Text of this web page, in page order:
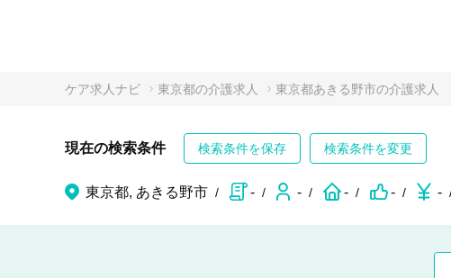
ケア求人ナビ 東京都の介護求人 東京都あきる野市の介護求人
現在の検索条件 検索条件を保存 検索条件を変更
東京都, あきる野市 - - - - -